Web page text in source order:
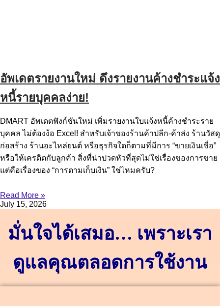
อัพเดตรายงานใหม่ ดึงรายงานค้างชำระแจ้ง
หนี้รายบุคคลง่าย!
DMART อัพเดตฟังก์ชันใหม่ เพิ่มรายงานใบแจ้งหนี้ค้างชำระราย
บุคคล ไม่ต้องง้อ Excel! สำหรับเจ้าของร้านค้าปลีก-ค้าส่ง ร้านวัสดุ
ก่อสร้าง ร้านอะไหล่ยนต์ หรือธุรกิจใดก็ตามที่มีการ “ขายเงินเชื่อ”
หรือให้เครดิตกับลูกค้า สิ่งที่น่าปวดหัวที่สุดไม่ใช่เรื่องของการขาย
แต่คือเรื่องของ “การตามเก็บเงิน” ใช่ไหมครับ?
Read More »
July 15, 2026
มั่นใจได้เสมอ… เพราะเรา
ดูแลคุณตลอดการใช้งาน